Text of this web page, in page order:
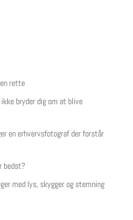
rette
bryder dig om at blive
en erhvervsfotograf der forstår
bedst?
med lys, skygger og stemning